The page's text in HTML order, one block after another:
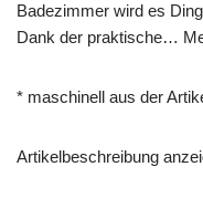
Badezimmer wird es
Dank der praktische…
* maschinell aus der
Artikelbeschreibung